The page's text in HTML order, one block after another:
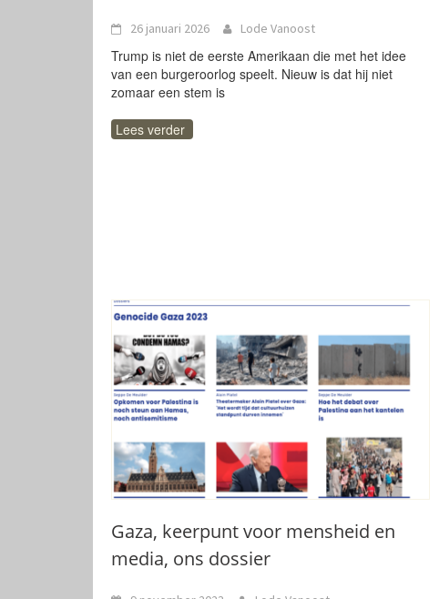
26 januari 2026 Lode Vanoost
Trump is niet de eerste Amerikaan die met het idee
van een burgeroorlog speelt. Nieuw is dat hij niet
zomaar een stem is
Lees verder
Gaza, keerpunt voor mensheid en
media, ons dossier